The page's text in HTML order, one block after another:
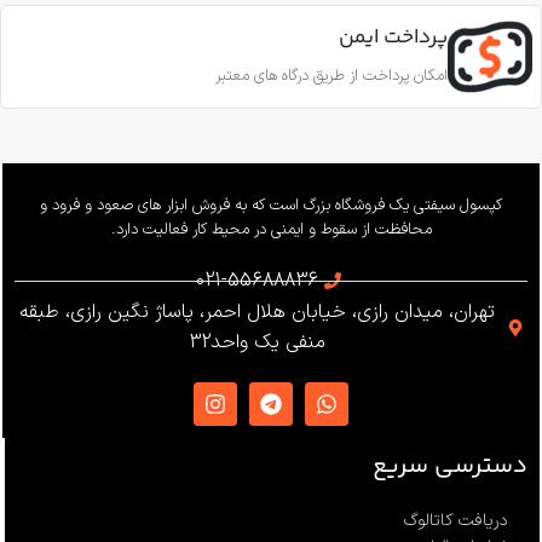
EN12841-A
ساخت ترکیه
11.5 تا 10.5 میلی‌متر
وزن 655 گرم
استاندارد
EN12841 ،EN341 ،ANSI Z359
،NFPA1983
ساخت
پرداخت ایمن
امکان پرداخت از طریق درگاه های معتبر
کپسول سیفتی یک فروشگاه بزرگ است که به فروش ابزار های صعود و فرود و
محافظت از سقوط و ایمنی در محیط کار فعالیت دارد.
021-55688836
تهران، میدان رازی، خیابان هلال احمر، پاساژ نگین رازی، طبقه
منفی یک واحد32
دسترسی سریع
دریافت کاتالوگ